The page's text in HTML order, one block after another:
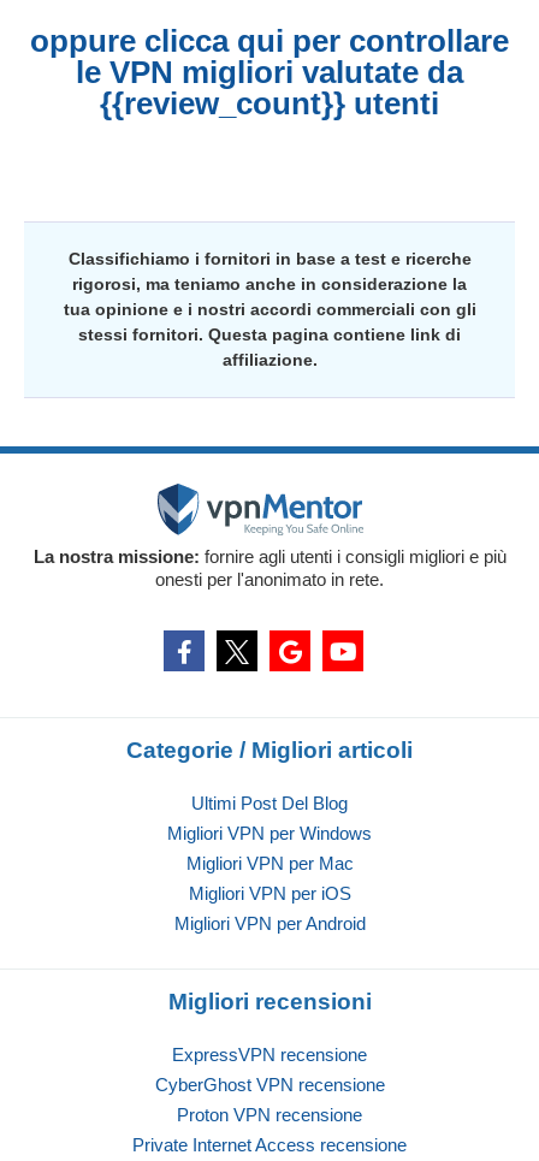
oppure clicca qui per controllare
le VPN migliori valutate da
{{review_count}} utenti
Classifichiamo i fornitori in base a test e ricerche
rigorosi, ma teniamo anche in considerazione la
tua opinione e i nostri accordi commerciali con gli
stessi fornitori. Questa pagina contiene link di
affiliazione.
La nostra missione: fornire agli utenti i consigli migliori e più
onesti per l'anonimato in rete.
Categorie / Migliori articoli
Ultimi Post Del Blog
Migliori VPN per Windows
Migliori VPN per Mac
Migliori VPN per iOS
Migliori VPN per Android
Migliori recensioni
ExpressVPN recensione
CyberGhost VPN recensione
Proton VPN recensione
Private Internet Access recensione